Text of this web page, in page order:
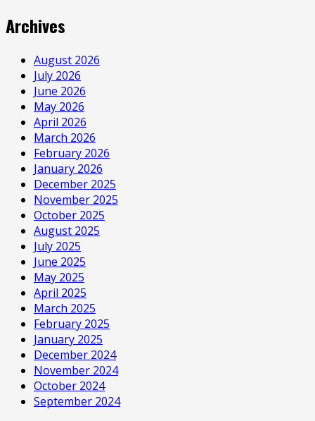
Archives
August 2026
July 2026
June 2026
May 2026
April 2026
March 2026
February 2026
January 2026
December 2025
November 2025
October 2025
August 2025
July 2025
June 2025
May 2025
April 2025
March 2025
February 2025
January 2025
December 2024
November 2024
October 2024
September 2024